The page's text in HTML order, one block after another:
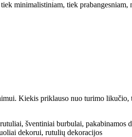
minimalistiniam, tiek
Kiekis priklauso nuo turimo likučio,
šventiniai burbulai, pakabinamos
dekorui, rutulių dekoracijos